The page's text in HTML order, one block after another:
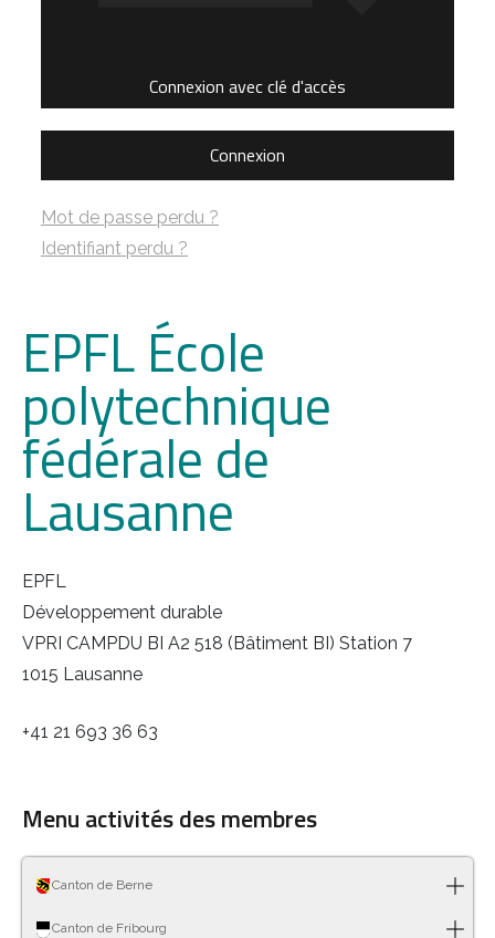
Menu activités des membres
Canton de Berne
Canton de Fribourg
Connexion avec clé d'accès
Connexion
Mot de passe perdu ?
Identifiant perdu ?
EPFL École
polytechnique
fédérale de
Lausanne
EPFL
Développement durable
VPRI CAMPDU BI A2 518 (Bâtiment BI) Station 7
1015 Lausanne
+41 21 693 36 63